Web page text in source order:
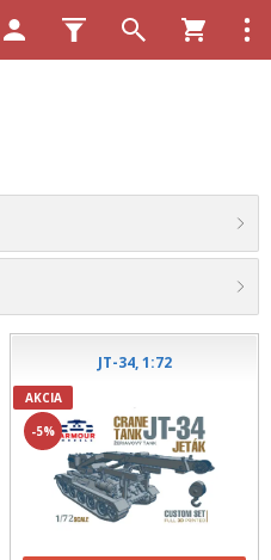
JT-34, 1:72
AKCIA
-5%